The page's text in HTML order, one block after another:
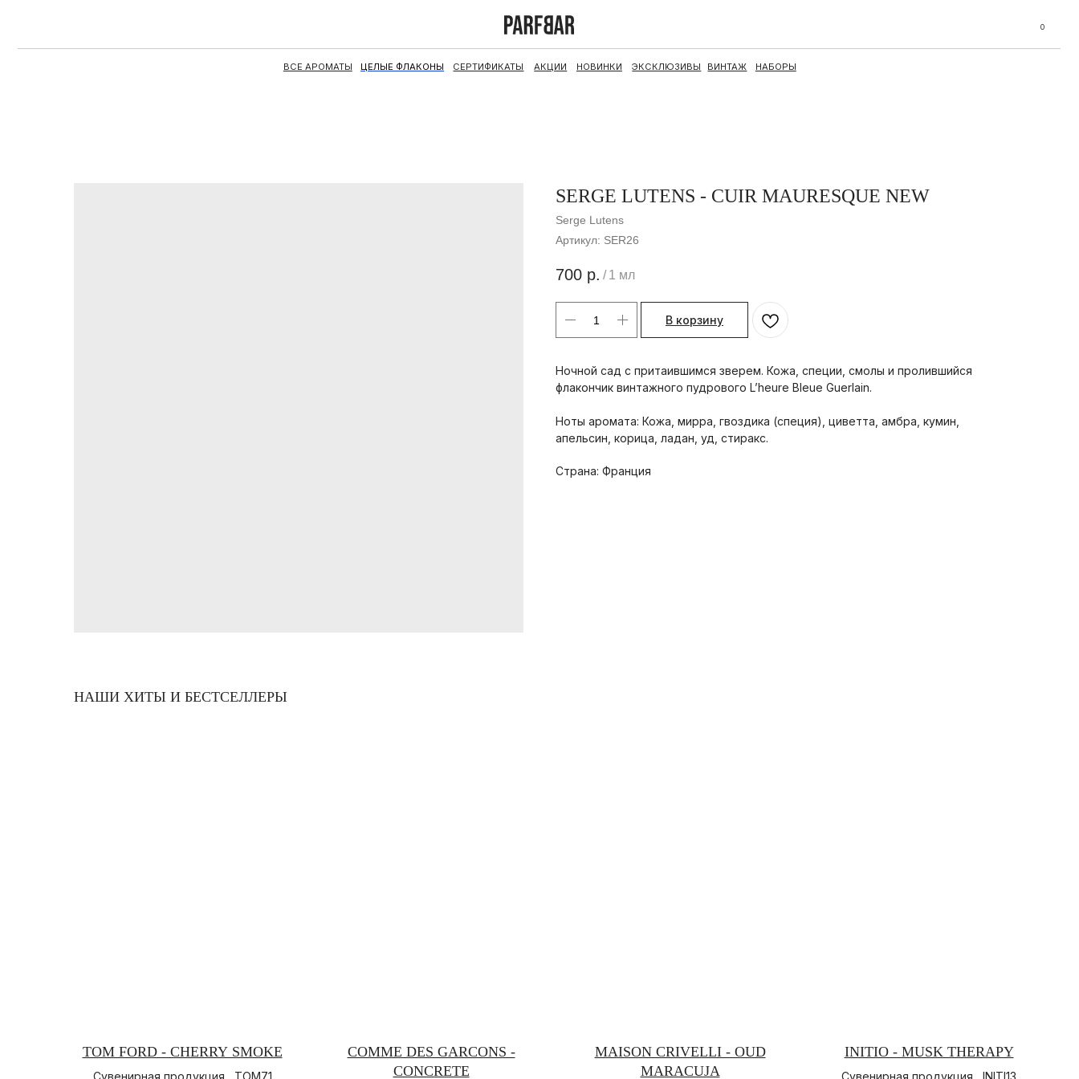
SERGE LUTENS - CUIR MAURESQUE NEW
Serge Lutens
Артикул: SER26
700 р. / 1 мл
В корзину
Ночной сад с притаившимся зверем. Кожа, специи, смолы и пролившийся
флакончик винтажного пудрового L’heure Bleue Guerlain.
Ноты аромата: Кожа, мирра, гвоздика (специя), циветта, амбра, кумин,
апельсин, корица, ладан, уд, стиракс.
Страна: Франция
НАШИ ХИТЫ И БЕСТСЕЛЛЕРЫ
TOM FORD - CHERRY SMOKE
Сувенирная продукция , TOM71
COMME DES GARCONS -
CONCRETE
MAISON CRIVELLI - OUD
MARACUJA
INITIO - MUSK THERAPY
Сувенирная продукция , INITI13